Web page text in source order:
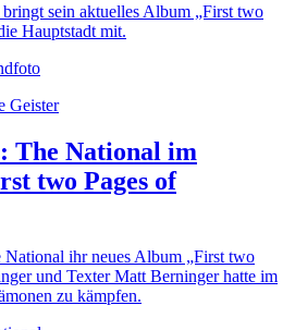
sein aktuelles Album „First two
Hauptstadt mit.
Geister
The National im
two Pages of
National ihr neues Album „First two
und Texter Matt Berninger hatte im
zu kämpfen.